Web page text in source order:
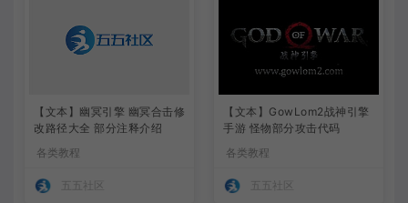
【文本】幽冥引擎 幽冥合击修
改路径大全 部分注释介绍
各类教程
五五社区
【文本】GowLom2战神引擎
手游 怪物部分攻击代码
各类教程
五五社区